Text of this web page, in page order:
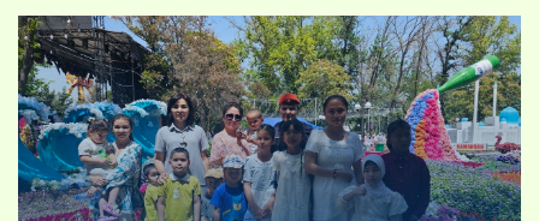
ularning farzandlari bayram kunida dam
olish va maroqli hordiq chiqarish
maqsadida “Amir Temur muzeyi” va
“Toshkent hayvonot bog‘i” ga tashrif
buyurishdi.